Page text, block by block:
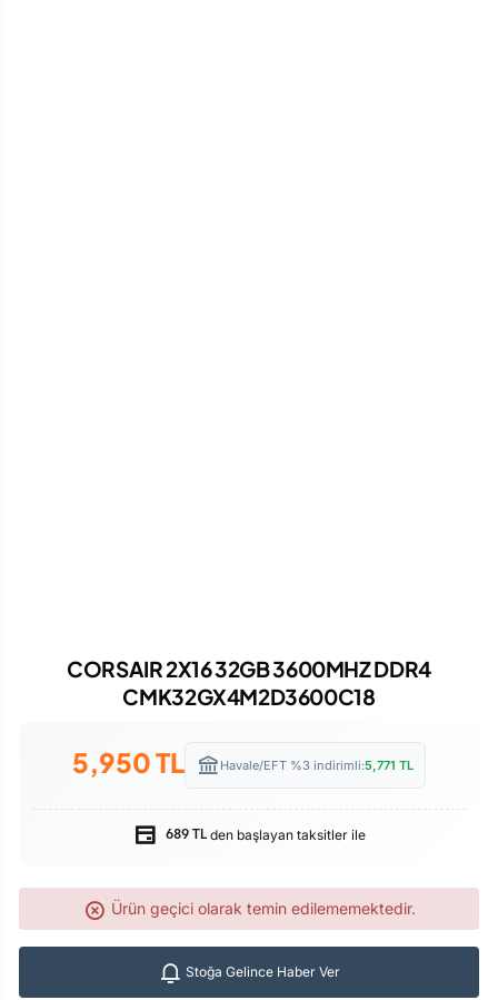
CORSAIR 2X16 32GB 3600MHZ DDR4
CMK32GX4M2D3600C18
5,950TL Havale/EFT %3 indirimli:5,771 TL
689 TLden başlayan taksitler ile
Ürün geçici olarak temin edilememektedir.
Stoğa Gelince Haber Ver